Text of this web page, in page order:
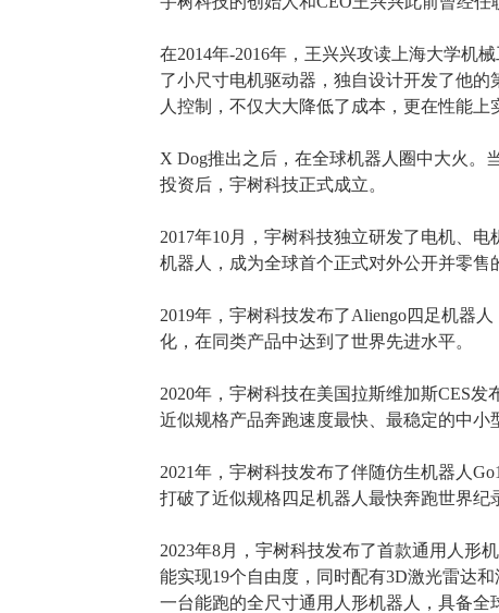
在2014年-2016年，王兴兴攻读上海大学机
了小尺寸电机驱动器 ， 独自设计开发了他的
人控制，不仅大大降低了成本，更在性能
X Dog推出之后，在全球机器人圈中大火。
投资后，宇树科技正式成立。
2017年10月，宇树科技独立研发了电机、电
机器人，成为全球首个正式对外公开并零售
2019年，宇树科技发布了Aliengo四足机器人
化，在同类产品中达到了世界先进水平。
2020年，宇树科技在美国拉斯维加斯CES发
近似规格产品奔跑速度最快、最稳定的中小
2021年，宇树科技发布了伴随仿生机器人
打破了近似规格四足机器人最快奔跑世界纪
2023年8月，宇树科技发布了首款通用人形
能实现19个自由度，同时配有3D激光雷达
一台能跑的全尺寸通用人形机器人，具备全